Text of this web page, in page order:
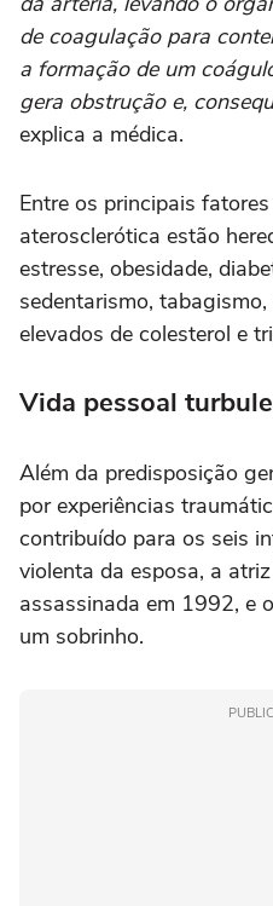
de coagulação para
a formação de um
gera obstrução e,
explica a médica.
Entre os principais
aterosclerótica estão
estresse, obesidade,
sedentarismo,
elevados de colesterol e
Vida pessoal
Além da predisposição
por experiências
contribuído para os seis
violenta da esposa, a
assassinada em 1992, e
um sobrinho.